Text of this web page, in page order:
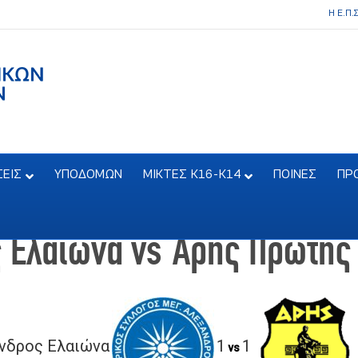
Η
ΥΠΟΔΟΜΩΝ ΜΙΚΤΕΣ Κ16-Κ14 ΠΟΙΝΕΣ
vs Άρης Πρώτης
Ελαιώνα 1 vs 1